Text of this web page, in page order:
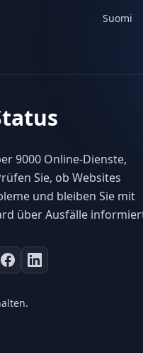
Suomi
9000 Online-Dienste,
Sie, ob Websites
und bleiben Sie mit
über Ausfälle